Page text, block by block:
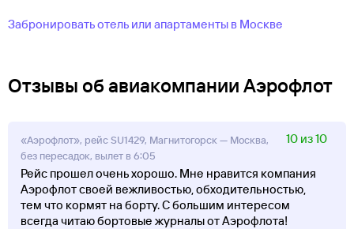
Забронировать отель или апартаменты в Москве
Отзывы об авиакомпании Аэрофлот
«Аэрофлот», рейс SU1429, Магнитогорск — Москва,
без пересадок, вылет в 6:05
10 из 10
Рейс прошел очень хорошо. Мне нравится компания
Аэрофлот своей вежливостью, обходительностью,
тем что кормят на борту. С большим интересом
всегда читаю бортовые журналы от Аэрофлота!